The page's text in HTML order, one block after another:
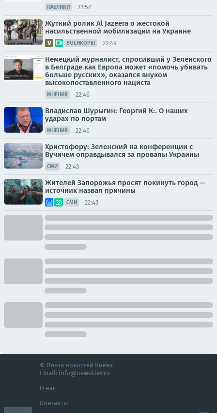
ПАБЛИКИ 22:57
Жуткий ролик Al Jazeera о жестокой
насильственной мобилизации на Украине
ВОЕНКОРЫ 22:49
Немецкий журналист, спросивший у Зеленского
в Белграде как Европа может «помочь убивать
больше русских», оказался внуком
высокопоставленного нациста
МНЕНИЯ 22:46
Владислав Шурыгин: Георгий К:. О наших
ударах по портам
МНЕНИЯ 22:46
Христофору: Зеленский на конференции с
Вучичем оправдывался за провалы Украины
СМИ 22:43
Жителей Запорожья просят покинуть город —
источник назвал причины
СМИ 22:43
© Лента новостей Киева
Email: info@newskiev.ru
О нас
Контакты